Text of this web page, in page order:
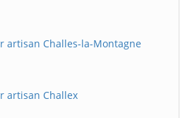
artisan Challes-la-Montagne
artisan Challex